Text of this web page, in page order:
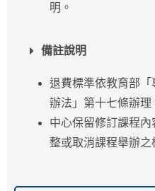
明。
備註說明
退費標準依教育部
辦法」第十七條辦理
中心保留修訂課程
整或取消課程舉辦之